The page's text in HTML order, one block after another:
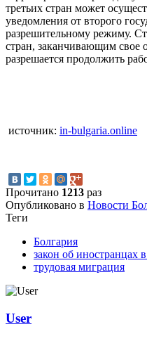
третьих стран может
уведомления от второго
разрешительному режиму.
стран, заканчивающим свое
разрешается продолжить
источник: in-bulgaria.online
Прочитано 1213 раз
Опубликовано в Новости
Теги
Болгария
закон об иностранцах
трудовая миграция
User